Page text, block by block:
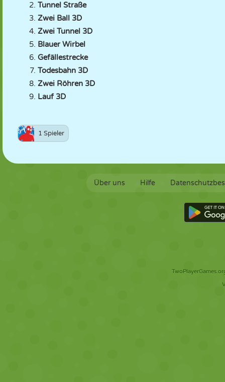
Tunnel Straße
Zwei Ball 3D
Zwei Tunnel 3D
Blauer Wirbel
Gefällestrecke
Todesbahn 3D
Zwei Röhren 3D
Lauf 3D
1 Spieler
Über uns Hilfe